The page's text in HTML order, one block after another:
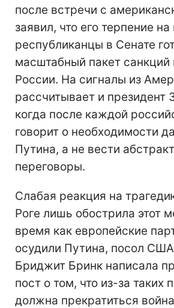
после встречи с
заявил, что его терпение
республиканцы в Сенате
масштабный пакет санкций
России. На сигналы из
рассчитывает и президент
когда после каждой
говорит о необходимости
Путина, а не вести
переговоры.
Слабая реакция на
Роге лишь обострила этот
время как европейские
осудили Путина, посол
Бриджит Бринк написала
пост о том, что из-за таких
должна прекратиться